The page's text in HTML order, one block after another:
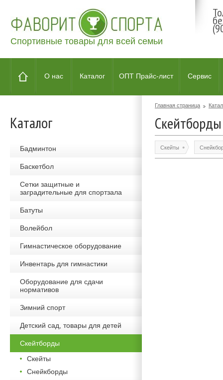
Спортивные товары для всей семьи
О нас Каталог ОПТ Прайс-лист Сервис
Каталог
Бадминтон
Баскетбол
Сетки защитные и
заградительные для спортзала
Батуты
Волейбол
Гимнастическое оборудование
Инвентарь для гимнастики
Оборудование для сдачи
нормативов
Зимний спорт
Детский сад, товары для детей
Скейтборды
Скейты
Снейкборды
Главная страница
Скейтборды
Скейты